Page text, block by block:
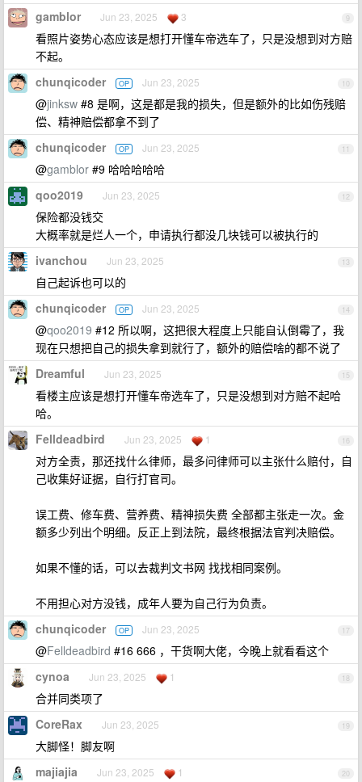
9
gamblor Jun 23, 2025 3
看照片姿势心态应该是想打开懂车帝选车了，只是没想到对方赔
不起。
10
chunqicoder OP Jun 23, 2025
@jinksw #8 是啊，这是都是我的损失，但是额外的比如伤残赔
偿、精神赔偿都拿不到了
11
chunqicoder OP Jun 23, 2025
@gamblor #9 哈哈哈哈哈
12
qoo2019 Jun 23, 2025
保险都没钱交
大概率就是烂人一个，申请执行都没几块钱可以被执行的
13
ivanchou Jun 23, 2025
自己起诉也可以的
14
chunqicoder OP Jun 23, 2025
@qoo2019 #12 所以啊，这把很大程度上只能自认倒霉了，我
现在只想把自己的损失拿到就行了，额外的赔偿啥的都不说了
15
Dreamful Jun 23, 2025
看楼主应该是想打开懂车帝选车了，只是没想到对方赔不起哈
哈。
16
Felldeadbird Jun 23, 2025 1
对方全责，那还找什么律师，最多问律师可以主张什么赔付，自
己收集好证据，自行打官司。
误工费、修车费、营养费、精神损失费 全部都主张走一次。金
额多少列出个明细。反正上到法院，最终根据法官判决赔偿。
如果不懂的话，可以去裁判文书网 找找相同案例。
不用担心对方没钱，成年人要为自己行为负责。
17
chunqicoder OP Jun 23, 2025
@Felldeadbird #16 666 ，干货啊大佬，今晚上就看看这个
18
cynoa Jun 23, 2025 1
合并同类项了
19
CoreRax Jun 23, 2025
大脚怪！脚友啊
20
majiajia Jun 23, 2025 1